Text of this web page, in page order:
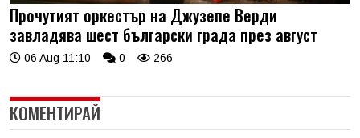
Прочутият оркестър на Джузепе Верди
завладява шест български града през август
06 Aug 11:10 0 266
КОМЕНТИРАЙ